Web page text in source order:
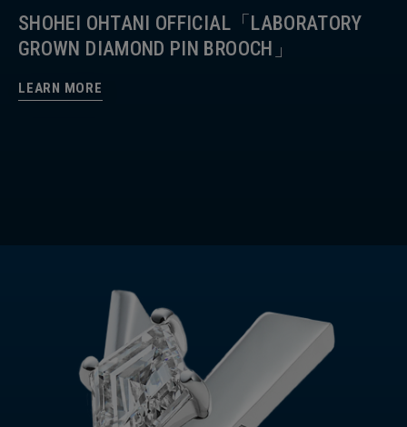
SHOHEI OHTANI OFFICIAL「LABORATORY
GROWN DIAMOND PIN BROOCH」
LEARN MORE